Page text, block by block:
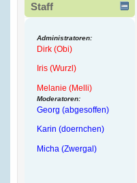
Staff
Administratoren:
Dirk (Obi)
Iris (Wurzl)
Melanie (Melli)
Moderatoren:
Georg (abgesoffen)
Karin (doernchen)
Micha (Zwergal)